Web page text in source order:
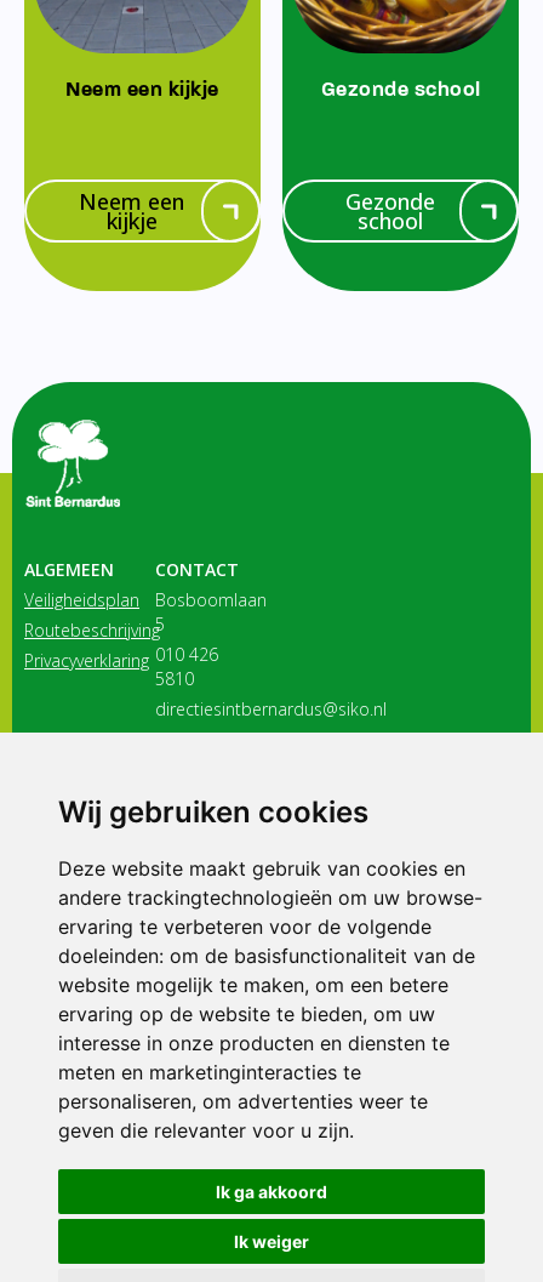
Wij gebruiken cookies
Deze website maakt gebruik van cookies en
andere trackingtechnologieën om uw browse-
ervaring te verbeteren voor de volgende
doeleinden: om de basisfunctionaliteit van de
website mogelijk te maken, om een betere
ervaring op de website te bieden, om uw
interesse in onze producten en diensten te
meten en marketinginteracties te
personaliseren, om advertenties weer te
geven die relevanter voor u zijn.
Ik ga akkoord
Ik weiger
Neem een kijkje
Neem een
kijkje
Gezonde school
Gezonde
school
ALGEMEEN
Veiligheidsplan
Routebeschrijving
Privacyverklaring
CONTACT
Bosboomlaan
5
010 426
5810
directiesintbernardus@siko.nl
3116 JB
ONDERDEEL VAN
© 2026 Sint Bernardus | Alle rechten voorbehouden
Privacy policy|Disclaimer| Klachtenregeling|RSIN en Anbi
voorkeuren
Crealisatie The MindOffice